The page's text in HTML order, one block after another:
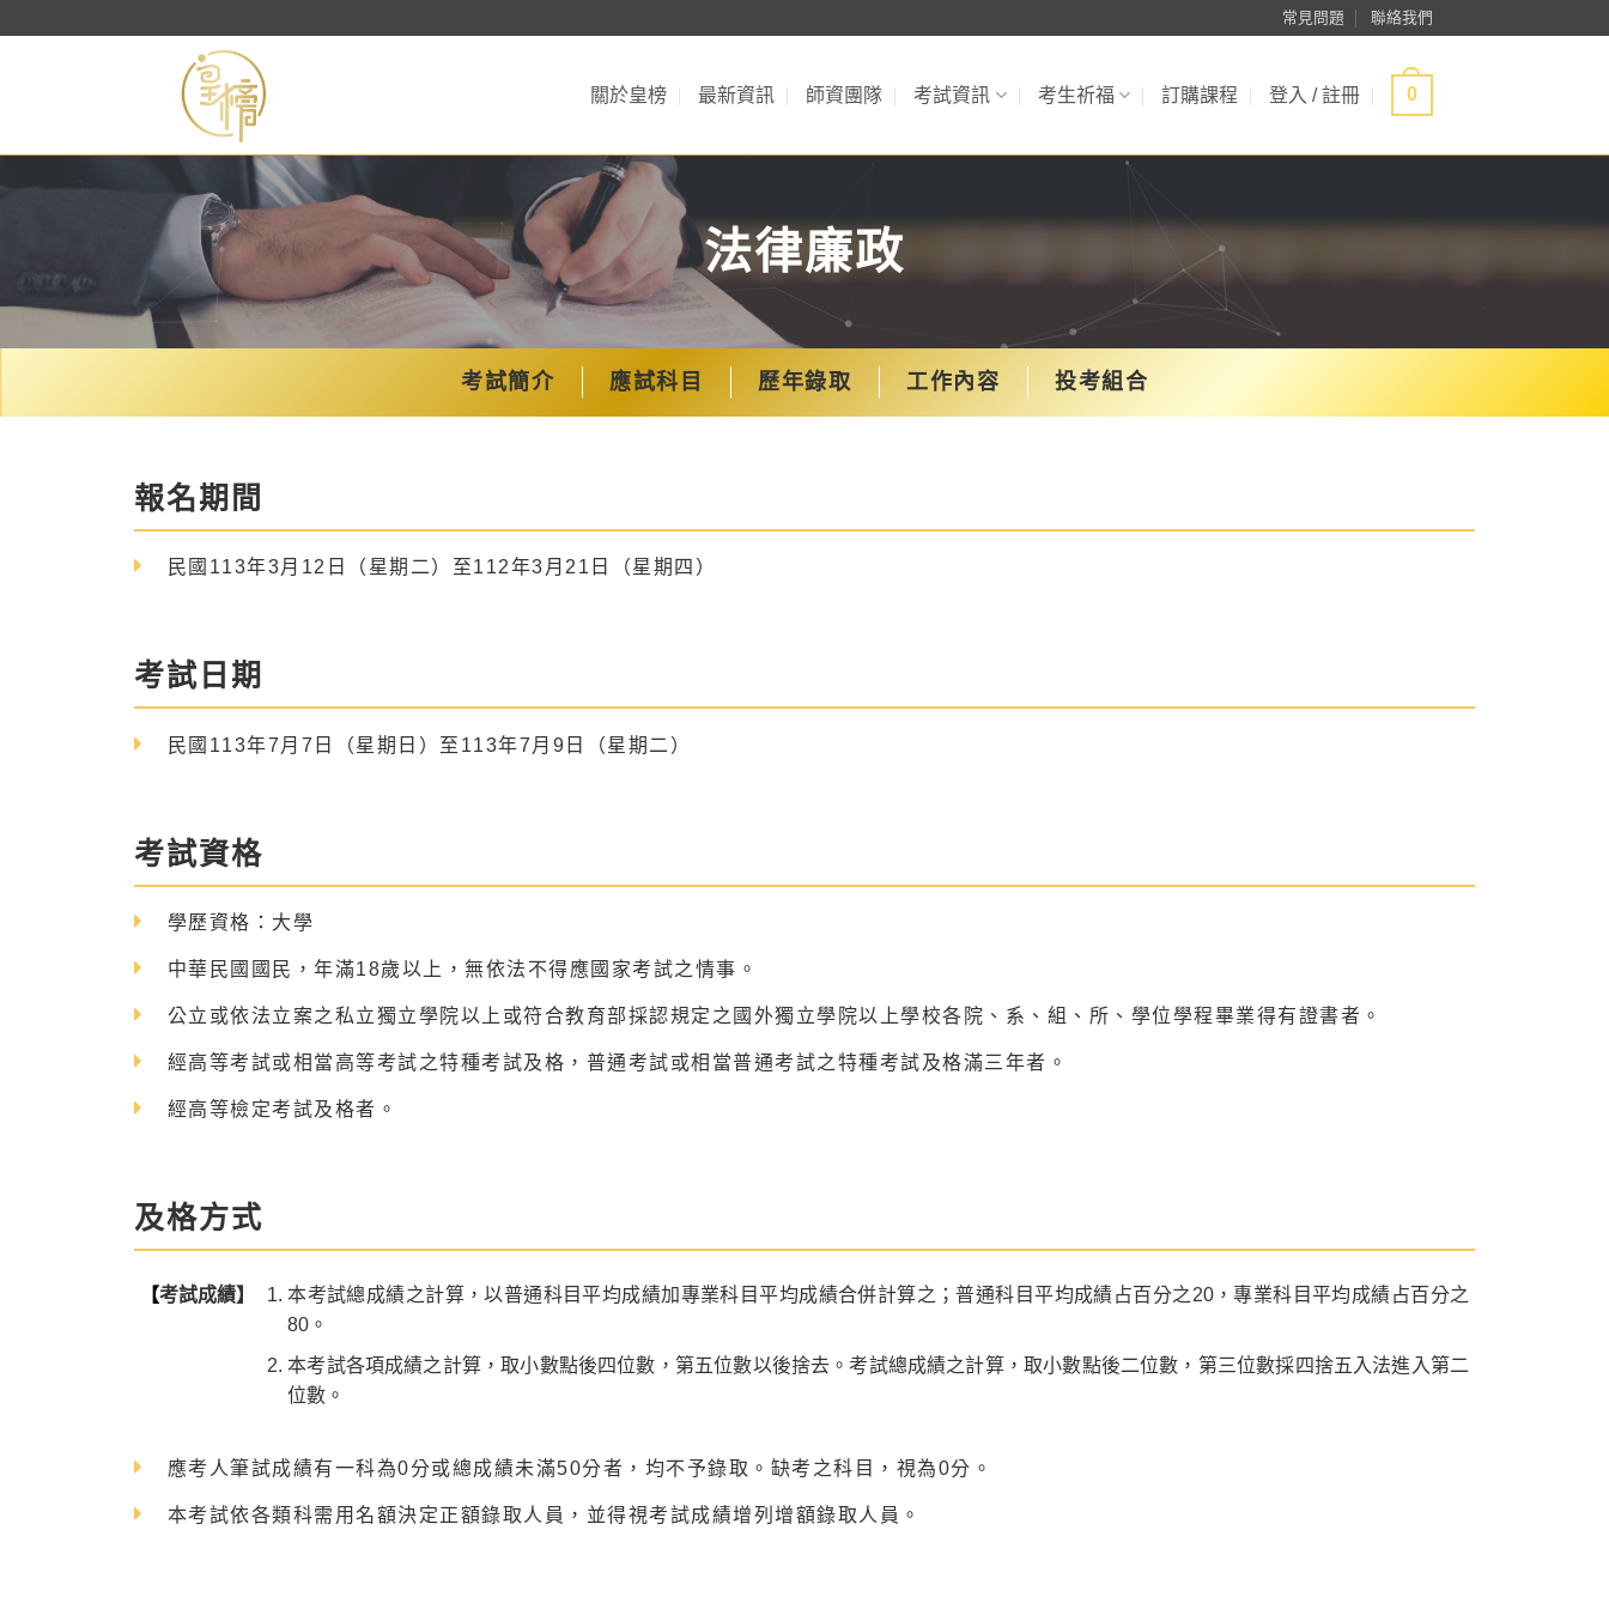
常見問題 聯絡我們
關於皇榜 最新資訊 師資團隊 考試資訊 考生祈福 訂購課程 登入 / 註冊 0
法律廉政
考試簡介 應試科目 歷年錄取 工作內容 投考組合
報名期間
民國113年3月12日（星期二）至112年3月21日（星期四）
考試日期
民國113年7月7日（星期日）至113年7月9日（星期二）
考試資格
學歷資格：大學
中華民國國民，年滿18歲以上，無依法不得應國家考試之情事。
公立或依法立案之私立獨立學院以上或符合教育部採認規定之國外獨立學院以上學校各院、系、組、所、學位學程畢業得有證書者。
經高等考試或相當高等考試之特種考試及格，普通考試或相當普通考試之特種考試及格滿三年者。
經高等檢定考試及格者。
及格方式
【考試成績】
本考試總成績之計算，以普通科目平均成績加專業科目平均成績合併計算之；普通科目平均成績占百分之20，專業科目平均成績占百分之
80。
本考試各項成績之計算，取小數點後四位數，第五位數以後捨去。考試總成績之計算，取小數點後二位數，第三位數採四捨五入法進入第二
位數。
應考人筆試成績有一科為0分或總成績未滿50分者，均不予錄取。缺考之科目，視為0分。
本考試依各類科需用名額決定正額錄取人員，並得視考試成績增列增額錄取人員。